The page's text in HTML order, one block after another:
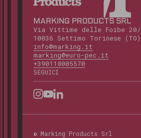
MARKING PRODUCTS SRL
Via Vittime delle Foibe 20/
10036 Settimo Torinese (TO)
info@marking.it
marking@euro-pec.it
+390118005570
SEGUICI
© Marking Products Srl